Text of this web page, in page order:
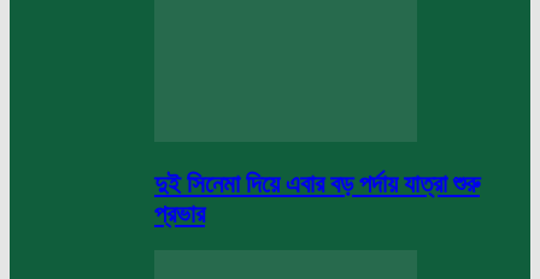
দুই সিনেমা দিয়ে এবার বড় পর্দায় যাত্রা শুরু
প্রভার